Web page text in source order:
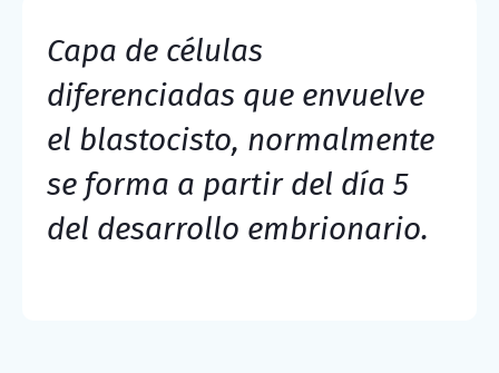
Capa de células
diferenciadas que envuelve
el blastocisto, normalmente
se forma a partir del día 5
del desarrollo embrionario.